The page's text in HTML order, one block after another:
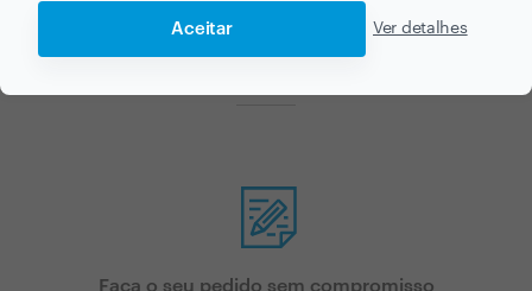
Aceitar Ver detalhes
Agora que tem uma ideia dos preços vamos encontar
o profissional certo para si!
Faça o seu pedido sem compromisso